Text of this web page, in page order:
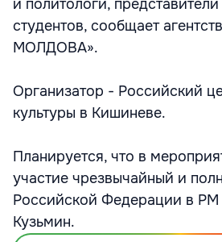
и политологи,
студентов, сообщает
МОЛДОВА».
Организатор - Российский
культуры в Кишиневе.
Планируется, что в
участие чрезвычайный и
Российской Федерации в РМ
Кузьмин.